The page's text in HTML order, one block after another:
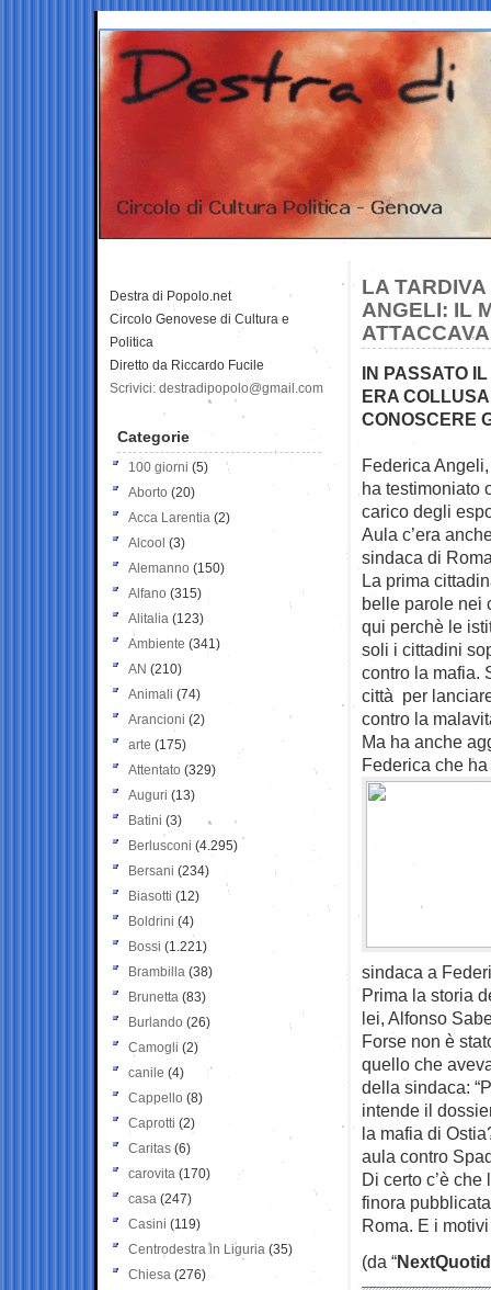
LA
ANGELI: IL
IN PASSATO
ERA
CONOSCERE
Federica
ha testimoniato
carico degli
Aula c’era
sindaca di
La prima
belle parole nei
qui perchè le
soli i cittadini
contro la mafia.
città per
contro la
Ma ha anche
Federica che
sindaca a
Prima la storia
lei, Alfonso
Forse non è
quello che
della sindaca:
intende il
la mafia di
aula contro
Di certo c’è
finora
Roma. E i
(da “
Destra di Popolo.net
Circolo Genovese di Cultura e
Politica
Diretto da Riccardo Fucile
Scrivici: destradipopolo@gmail.com
Categorie
100 giorni (5)
Aborto (20)
Acca Larentia (2)
Alcool (3)
Alemanno (150)
Alfano (315)
Alitalia (123)
Ambiente (341)
AN (210)
Animali (74)
Arancioni (2)
arte (175)
Attentato (329)
Auguri (13)
Batini (3)
Berlusconi (4.295)
Bersani (234)
Biasotti (12)
Boldrini (4)
Bossi (1.221)
Brambilla (38)
Brunetta (83)
Burlando (26)
Camogli (2)
canile (4)
Cappello (8)
Caprotti (2)
Caritas (6)
carovita (170)
casa (247)
Casini (119)
Centrodestra in Liguria (35)
Chiesa (276)